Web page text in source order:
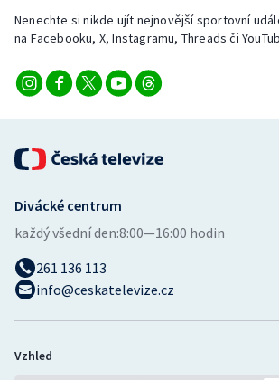
Veslování
Vodní slalom
Volejbal
Ostatní
Nenechte si nikde ujít nejnovější sportovní
na Facebooku, X, Instagramu, Threads či
Divácké centrum
každý všední den:8:00—16:00 hodin
261 136 113
info@ceskatelevize.cz
Vzhled